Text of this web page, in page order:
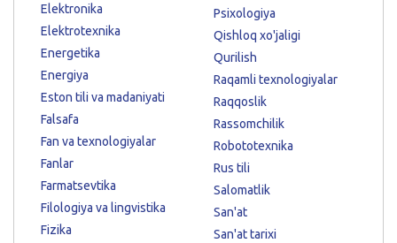
Elektronika
Elektrotexnika
Energetika
Energiya
Eston tili va madaniyati
Falsafa
Fan va texnologiyalar
Fanlar
Farmatsevtika
Filologiya va lingvistika
Fizika
Psixologiya
Qishloq xo'jaligi
Qurilish
Raqamli texnologiyalar
Raqqoslik
Rassomchilik
Robototexnika
Rus tili
Salomatlik
San'at
San'at tarixi